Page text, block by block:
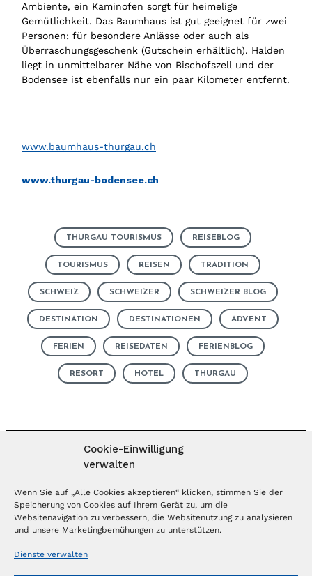
Cookie-Einwilligung
verwalten
Wenn Sie auf „Alle Cookies akzeptieren“ klicken, stimmen Sie der
Speicherung von Cookies auf Ihrem Gerät zu, um die
Websitenavigation zu verbessern, die Websitenutzung zu analysieren
und unsere Marketingbemühungen zu unterstützen.
Dienste verwalten
Ambiente, ein Kaminofen sorgt für heimelige
Gemütlichkeit. Das Baumhaus ist gut geeignet für zwei
Personen; für besondere Anlässe oder auch als
Überraschungsgeschenk (Gutschein erhältlich). Halden
liegt in unmittelbarer Nähe von Bischofszell und der
Bodensee ist ebenfalls nur ein paar Kilometer entfernt.
www.baumhaus-thurgau.ch
www.thurgau-bodensee.ch
THURGAU TOURISMUS REISEBLOG
TOURISMUS REISEN TRADITION
SCHWEIZ SCHWEIZER SCHWEIZER BLOG
DESTINATION DESTINATIONEN ADVENT
FERIEN REISEDATEN FERIENBLOG
RESORT HOTEL THURGAU
MAGAZIN ABONNIEREN
Abonnieren